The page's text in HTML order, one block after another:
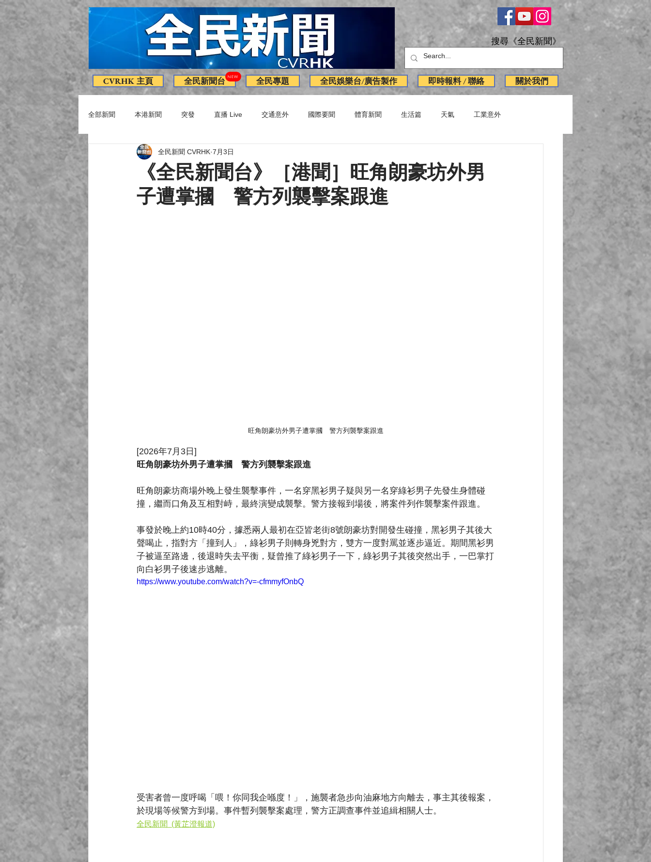
搜尋《全民新聞》
CVRHK 主頁 全民新聞台 全民專題 全民娛樂台/廣告製作 即時報料 / 聯絡 關於我們
NEW
全部新聞 本港新聞 突發 直播 Live 交通意外 國際要聞 體育新聞 生活篇 天氣 工業意外
專題 影片 訪問
《全民新聞台》［港聞］旺角朗豪坊外男
子遭掌摑 警方列襲擊案跟進
全民新聞 CVRHK 7月3日
旺角朗豪坊外男子遭掌摑　警方列襲擊案跟進
[2026年7月3日]
旺角朗豪坊外男子遭掌摑　警方列襲擊案跟進
旺角朗豪坊商場外晚上發生襲擊事件，一名穿黑衫男子疑與另一名穿綠衫男子先發生身體碰
撞，繼而口角及互相對峙，最終演變成襲擊。警方接報到場後，將案件列作襲擊案件跟進。
事發於晚上約10時40分，據悉兩人最初在亞皆老街8號朗豪坊對開發生碰撞，黑衫男子其後大
聲喝止，指對方「撞到人」，綠衫男子則轉身兇對方，雙方一度對罵並逐步逼近。期間黑衫男
子被逼至路邊，後退時失去平衡，疑曾推了綠衫男子一下，綠衫男子其後突然出手，一巴掌打
向白衫男子後速步逃離。
https://www.youtube.com/watch?v=-cfmmyfOnbQ
受害者曾一度呼喝「喂！你同我企喺度！」，施襲者急步向油麻地方向離去，事主其後報案，
於現場等候警方到場。事件暫列襲擊案處理，警方正調查事件並追緝相關人士。
全民新聞  (黃芷澄報道)